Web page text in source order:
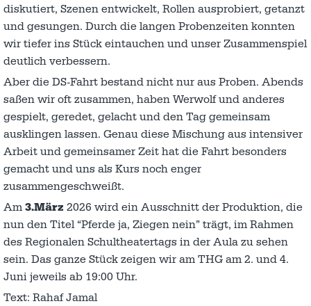
diskutiert, Szenen entwickelt, Rollen ausprobiert, getanzt
und gesungen. Durch die langen Probenzeiten konnten
wir tiefer ins Stück eintauchen und unser Zusammenspiel
deutlich verbessern.
Aber die DS-Fahrt bestand nicht nur aus Proben. Abends
saßen wir oft zusammen, haben Werwolf und anderes
gespielt, geredet, gelacht und den Tag gemeinsam
ausklingen lassen. Genau diese Mischung aus intensiver
Arbeit und gemeinsamer Zeit hat die Fahrt besonders
gemacht und uns als Kurs noch enger
zusammengeschweißt.
Am 3.März 2026 wird ein Ausschnitt der Produktion, die
nun den Titel “Pferde ja, Ziegen nein” trägt, im Rahmen
des Regionalen Schultheatertags in der Aula zu sehen
sein. Das ganze Stück zeigen wir am THG am 2. und 4.
Juni jeweils ab 19:00 Uhr.
Text: Rahaf Jamal